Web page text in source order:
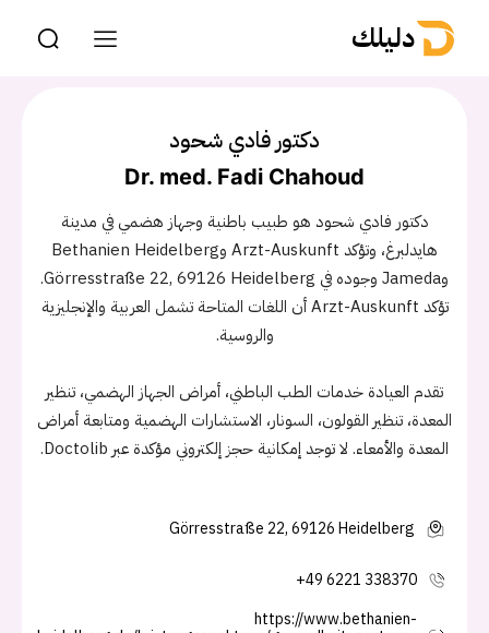
دليلك
دكتور فادي شحود
Dr. med. Fadi Chahoud
دكتور فادي شحود هو طبيب باطنية وجهاز هضمي في مدينة
هايدلبرغ، وتؤكد Arzt-Auskunft وBethanien Heidelberg
وJameda وجوده في Görresstraße 22, 69126 Heidelberg.
تؤكد Arzt-Auskunft أن اللغات المتاحة تشمل العربية والإنجليزية
والروسية.
تقدم العيادة خدمات الطب الباطني، أمراض الجهاز الهضمي، تنظير
المعدة، تنظير القولون، السونار، الاستشارات الهضمية ومتابعة أمراض
المعدة والأمعاء. لا توجد إمكانية حجز إلكتروني مؤكدة عبر Doctolib.
Görresstraße 22, 69126 Heidelberg
+49 6221 338370
https://www.bethanien-